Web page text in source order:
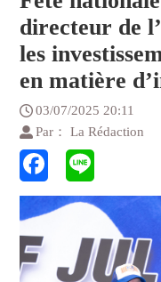
directeur de
les
en matière
03/07/2025 20:11
Par： La Rédaction